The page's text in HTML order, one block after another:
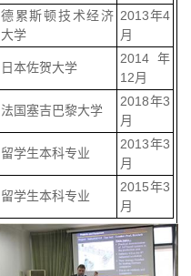
德累斯顿技术经济
大学
2013年4
月
日本佐贺大学
2014年
12月
法国塞吉巴黎大学
2018年3
月
留学生本科专业
2013年3
月
留学生本科专业
2015年3
月